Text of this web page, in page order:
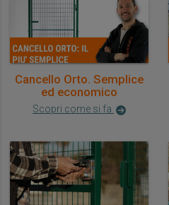
Cancello Orto. Semplice
ed economico
Scopri come si fa